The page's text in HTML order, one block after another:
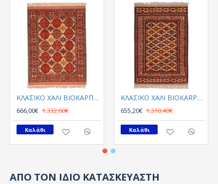
ΚΛΑΣΙΚΟ ΧΑΛΙ ΒΙΟΚΑΡΠΕΤ Afgan Silk 118x157cm
666,00€ 1.332,00€
Καλάθι
ΚΛΑΣΙΚΟ ΧΑΛΙ BIOKARPET Afgan Silk 114x160cm
655,20€ 1.310,40€
Καλάθι
ΑΠΟ ΤΟΝ ΙΔΙΟ ΚΑΤΑΣΚΕΥΑΣΤΗ